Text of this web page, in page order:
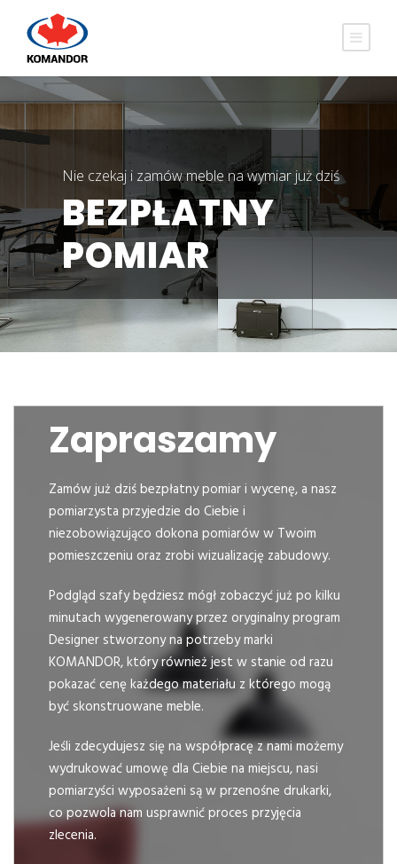
Nie czekaj i zamów meble na wymiar już dziś
BEZPŁATNY
POMIAR
Zapraszamy
Zamów już dziś bezpłatny pomiar i wycenę, a nasz
pomiarzysta przyjedzie do Ciebie i
niezobowiązująco dokona pomiarów w Twoim
pomieszczeniu oraz zrobi wizualizację zabudowy.
Podgląd szafy będziesz mógł zobaczyć już po kilku
minutach wygenerowany przez oryginalny program
Designer stworzony na potrzeby marki
KOMANDOR, który również jest w stanie od razu
pokazać cenę każdego materiału z którego mogą
być skonstruowane meble.
Jeśli zdecydujesz się na współpracę z nami możemy
wydrukować umowę dla Ciebie na miejscu, nasi
pomiarzyści wyposażeni są w przenośne drukarki,
co pozwola nam usprawnić proces przyjęcia
zlecenia.